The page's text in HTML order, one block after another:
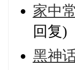
家中
回复)
黑神